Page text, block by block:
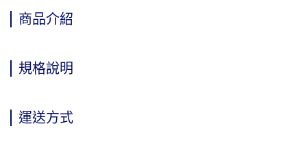
商品介紹
規格說明
運送方式